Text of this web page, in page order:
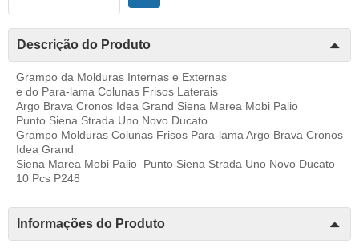
Descrição do Produto
Grampo da Molduras Internas e Externas
e do Para-lama Colunas Frisos Laterais
Argo Brava Cronos Idea Grand Siena Marea Mobi Palio
Punto Siena Strada Uno Novo Ducato
Grampo Molduras Colunas Frisos Para-lama Argo Brava Cronos
Idea Grand
Siena Marea Mobi Palio Punto Siena Strada Uno Novo Ducato
10 Pcs P248
Informações do Produto